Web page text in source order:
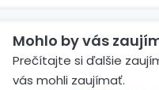
Mohlo by vás
Prečítajte si ďalšie
vás mohli zaujímať.